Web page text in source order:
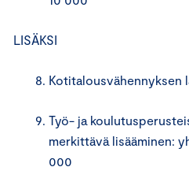
LISÄKSI
Kotitalousvähennyksen
Työ- ja
merkittävä lisääminen:
000